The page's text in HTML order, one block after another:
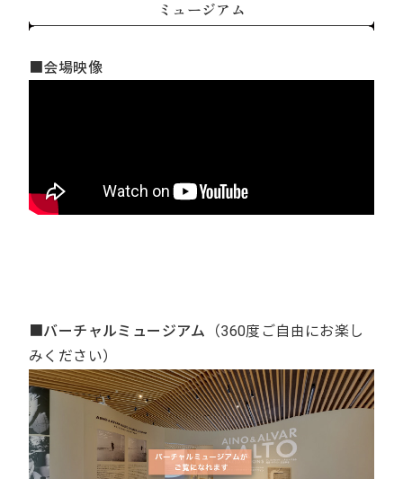
ミュージアム
■会場映像
■バーチャルミュージアム （360度ご自由にお楽し
みください）